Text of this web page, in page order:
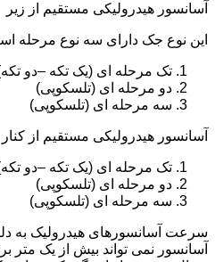
آسانسور هیدرولیکی مستقیم از زیر
این نوع جک دارای سه نوع مرحله
تک مرحله ای (یک تکه –دو
دو مرحله ای (تلسکوپی)
سه مرحله ای (تلسکوپی)
آسانسور هیدرولیکی مستقیم از کنار
تک مرحله ای (یک تکه –دو
دو مرحله ای (تلسکوپی)
سه مرحله ای (تلسکوپی)
سرعت آسانسورهای هیدرولیک به
آسانسور نمی تواند بیش از یک متر